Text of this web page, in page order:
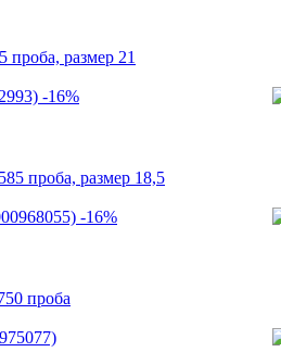
проба, размер 21
-16%
проба, размер 18,5
-16%
проба